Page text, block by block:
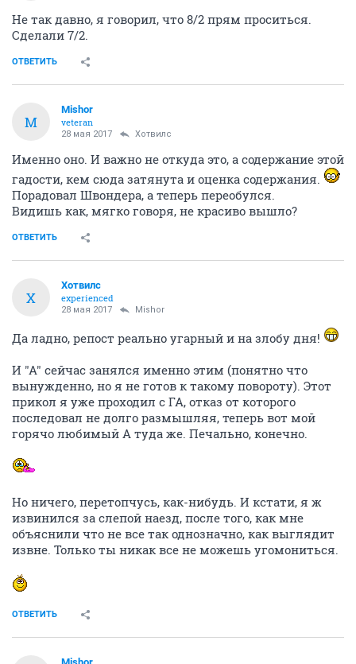
Не так давно, я говорил, что 8/2 прям проситься.
Сделали 7/2.
ОТВЕТИТЬ
M
Mishor
veteran
28 мая 2017 Хотвилс
Именно оно. И важно не откуда это, а содержание этой
гадости, кем сюда затянута и оценка содержания.
Порадовал Швондера, а теперь переобулся.
Видишь как, мягко говоря, не красиво вышло?
ОТВЕТИТЬ
Х
Хотвилс
experienced
28 мая 2017 Mishor
Да ладно, репост реально угарный и на злобу дня!
И "А" сейчас занялся именно этим (понятно что
вынужденно, но я не готов к такому повороту). Этот
прикол я уже проходил с ГА, отказ от которого
последовал не долго размышляя, теперь вот мой
горячо любимый А туда же. Печально, конечно.
Но ничего, перетопчусь, как-нибудь. И кстати, я ж
извинился за слепой наезд, после того, как мне
объяснили что не все так однозначно, как выглядит
извне. Только ты никак все не можешь угомониться.
ОТВЕТИТЬ